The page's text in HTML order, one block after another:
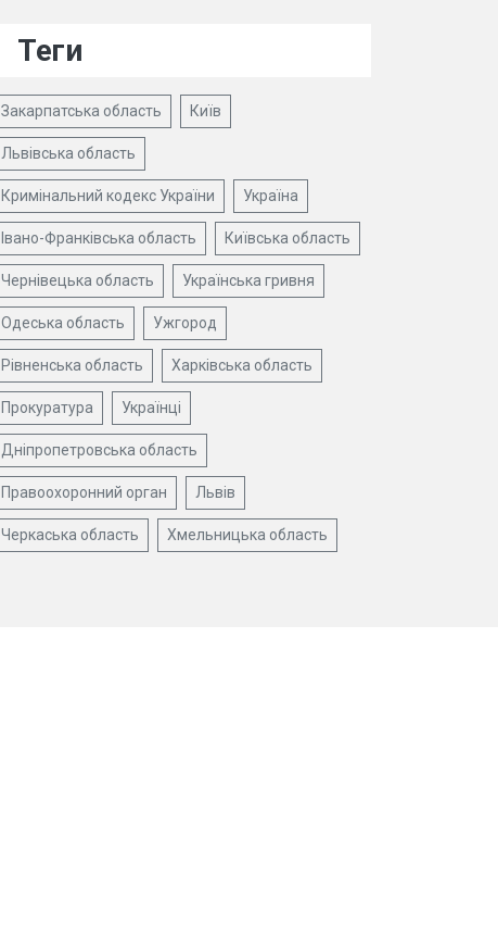
Теги
Закарпатська область Київ
Львівська область
Кримінальний кодекс України Україна
Івано-Франківська область Київська область
Чернівецька область Українська гривня
Одеська область Ужгород
Рівненська область Харківська область
Прокуратура Українці
Дніпропетровська область
Правоохоронний орган Львів
Черкаська область Хмельницька область